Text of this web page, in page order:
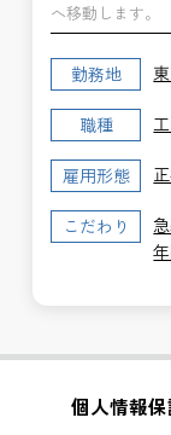
へ移動します。
勤務地
職種
雇用形態
こだわり
個人情報